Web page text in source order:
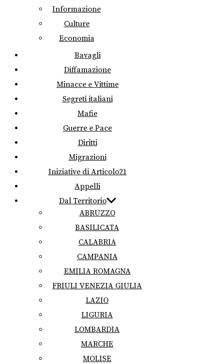
Informazione
Culture
Economia
Bavagli
Diffamazione
Minacce e Vittime
Segreti italiani
Mafie
Guerre e Pace
Diritti
Migrazioni
Iniziative di Articolo21
Appelli
Dal Territorio
ABRUZZO
BASILICATA
CALABRIA
CAMPANIA
EMILIA ROMAGNA
FRIULI VENEZIA GIULIA
LAZIO
LIGURIA
LOMBARDIA
MARCHE
MOLISE